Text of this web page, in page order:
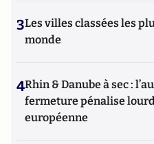
3Les villes classées les
monde
4Rhin & Danube à sec :
fermeture pénalise
européenne